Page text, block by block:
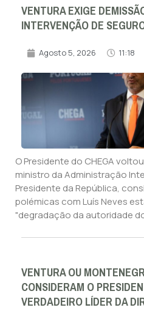
VENTURA EXIGE
INTERVENÇÃO DE
Agosto 5, 2026 11:18
O Presidente do CHEGA
ministro da Administração
Presidente da República,
polémicas com Luís Neves
"degradação da autoridade
VENTURA OU
CONSIDERAM O
VERDADEIRO LÍDER DA